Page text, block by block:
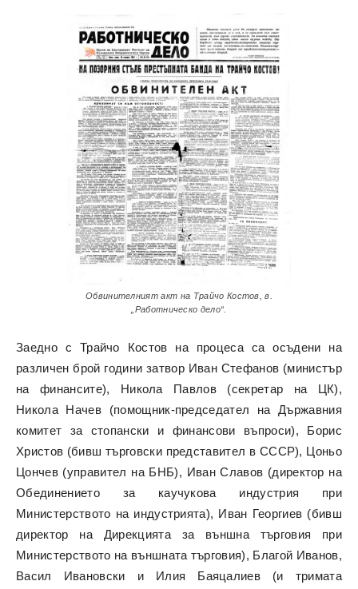
Обвинителният акт на Трайчо Костов, в.
„Работническо дело“.
Заедно с Трайчо Костов на процеса са осъдени на
различен брой години затвор Иван Стефанов (министър
на финансите), Никола Павлов (секретар на ЦК),
Никола Начев (помощник-председател на Държавния
комитет за стопански и финансови въпроси), Борис
Христов (бивш търговски представител в СССР), Цоньо
Цончев (управител на БНБ), Иван Славов (директор на
Обединението за каучукова индустрия при
Министерството на индустрията), Иван Георгиев (бивш
директор на Дирекцията за външна търговия при
Министерството на външната търговия), Благой Иванов,
Васил Ивановски и Илия Баяцалиев (и тримата